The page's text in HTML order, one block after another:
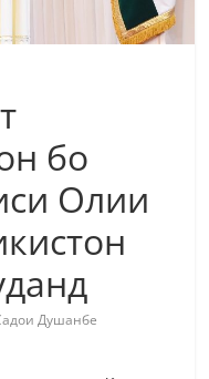
бо
Олии
Душанбе